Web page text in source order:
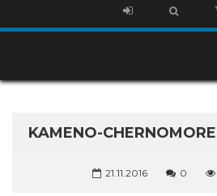
KAMENO-
21.11.2016 0